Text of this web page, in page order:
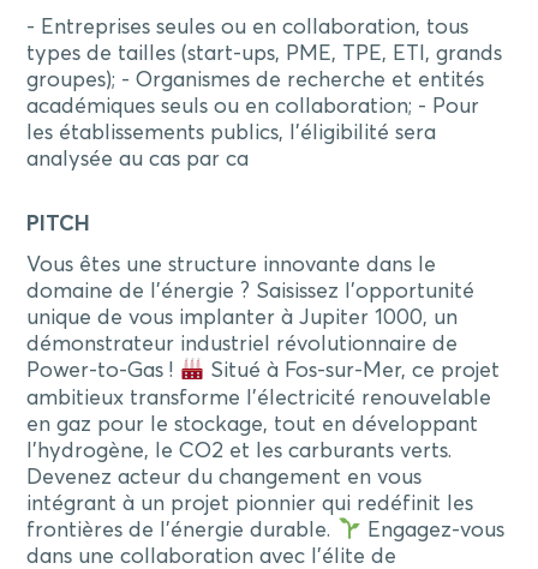
- Entreprises seules ou en collaboration, tous
types de tailles (start-ups, PME, TPE, ETI, grands
groupes); - Organismes de recherche et entités
académiques seuls ou en collaboration; - Pour
les établissements publics, l’éligibilité sera
analysée au cas par ca
PITCH
Vous êtes une structure innovante dans le
domaine de l'énergie ? Saisissez l'opportunité
unique de vous implanter à Jupiter 1000, un
démonstrateur industriel révolutionnaire de
Power-to-Gas !
Situé à Fos-sur-Mer, ce projet
ambitieux transforme l'électricité renouvelable
en gaz pour le stockage, tout en développant
l'hydrogène, le CO2 et les carburants verts.
Devenez acteur du changement en vous
intégrant à un projet pionnier qui redéfinit les
frontières de l'énergie durable.
Engagez-vous
dans une collaboration avec l'élite de